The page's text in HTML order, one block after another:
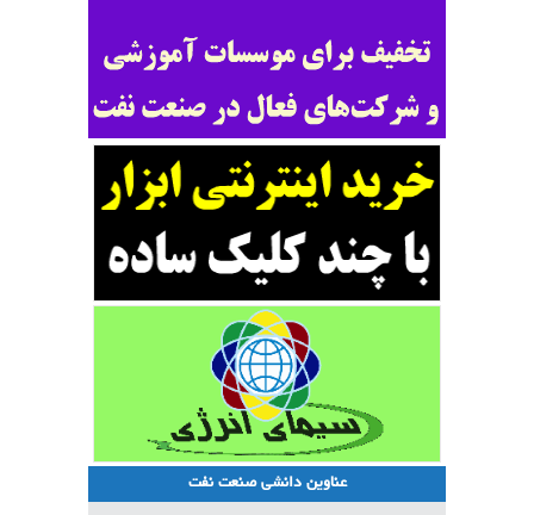
عناوین دانشی صنعت نفت